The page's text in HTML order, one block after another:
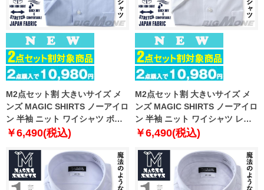
M2点セット割 大きいサイズ メ
ンズ MAGIC SHIRTS ノーアイロ
ン 半袖 ニット ワイシャツ ボタ
ンダウン 吸水速乾 ストレッチ 日
28bd
￥6,490(税込)
M2点セット割 大きいサイズ メ
ンズ MAGIC SHIRTS ノーアイロ
ン 半袖 ニット ワイシャツ レギ
ュラー 吸水速乾 ストレッチ 日本
01rg
￥6,490(税込)